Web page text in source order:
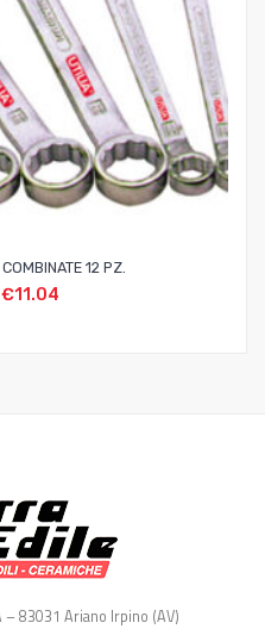
12 PZ.
€11.04
83031 Ariano Irpino (AV)